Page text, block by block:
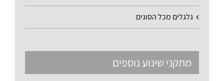
גלגלים מכל הסוגים
מתקני שינוע נוספים